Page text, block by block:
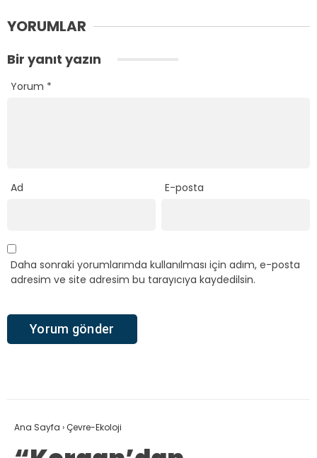
YORUMLAR
Bir yanıt yazın
Yorum *
Ad E-posta
Daha sonraki yorumlarımda kullanılması için adım, e-posta
adresim ve site adresim bu tarayıcıya kaydedilsin.
Ana Sayfa ›Çevre-Ekoloji